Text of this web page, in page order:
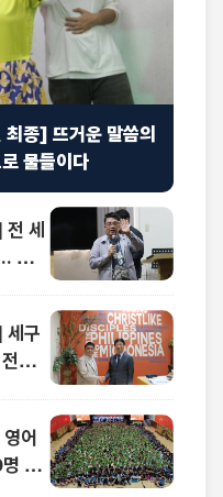
종] 뜨거운 말씀의
물들이다
세
동남
세구
격
어
복